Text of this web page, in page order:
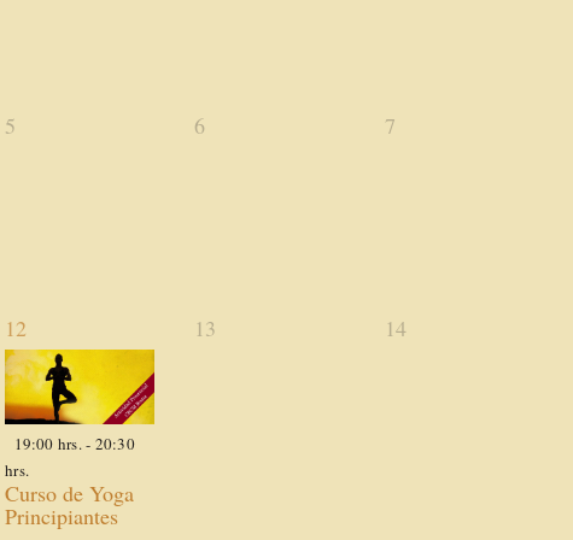
0
5 0
6 0
7
1
actividad,
12
19:00 hrs.- 20:30
hrs.
Curso de Yoga
Principiantes
013 014